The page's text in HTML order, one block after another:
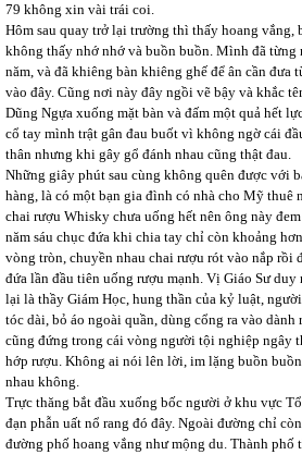
79 không xin vài trái coi.
Hôm sau quay trở lại trường thì thấy hoang vắng,
không thấy nhớ nhớ và buồn buồn. Mình đã
năm, và đã khiêng bàn khiêng ghế để ân cần đưa
vào đây. Cũng nơi này đây ngồi vẽ bậy và khắc
Dũng Ngựa xuống mặt bàn và đấm một quả hết
cổ tay mình trật gân đau buốt vì không ngờ cái
thân nhưng khi gây gổ đánh nhau cũng thật đau.
Những giây phút sau cùng không quên được với
hàng, là có một bạn gia đình có nhà cho Mỹ
chai rượu Whisky chưa uống hết nên ông này
năm sáu chục đứa khi chia tay chỉ còn khoảng
vòng tròn, chuyền nhau chai rượu rót vào nắp rồi
đứa lần đầu tiên uống rượu mạnh. Vị Giáo Sư
lại là thầy Giám Học, hung thần của kỷ luật,
tóc dài, bỏ áo ngoài quần, dùng cổng ra vào dành
cũng đứng trong cái vòng người tội nghiệp ngây
hớp rượu. Không ai nói lên lời, im lặng buồn
nhau không.
Trực thăng bắt đầu xuống bốc người ở khu vực
đạn phẫn uất nổ rang đó đây. Ngoài đường chỉ
đường phố hoang vắng như mộng du. Thành phố